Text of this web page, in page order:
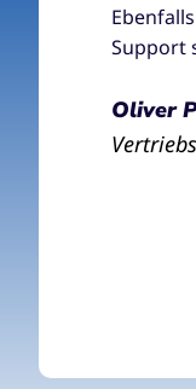
Support
Oliver